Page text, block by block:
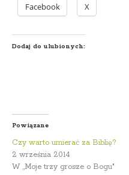
Facebook X
Dodaj do ulubionych:
Powiązane
Czy warto umierać za Biblię?
2 września 2014
W „Moje trzy grosze o Bogu"